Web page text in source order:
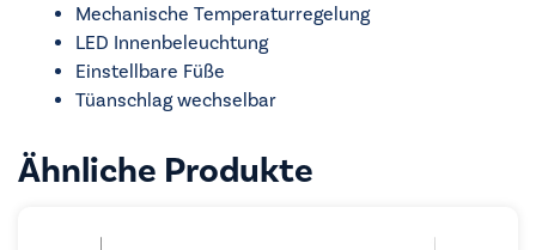
Mechanische Temperaturregelung
LED Innenbeleuchtung
Einstellbare Füße
Tüanschlag wechselbar
Ähnliche Produkte